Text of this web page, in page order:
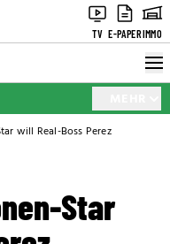
TV E-PAPERIMMO
will Real-Boss Perez
Star